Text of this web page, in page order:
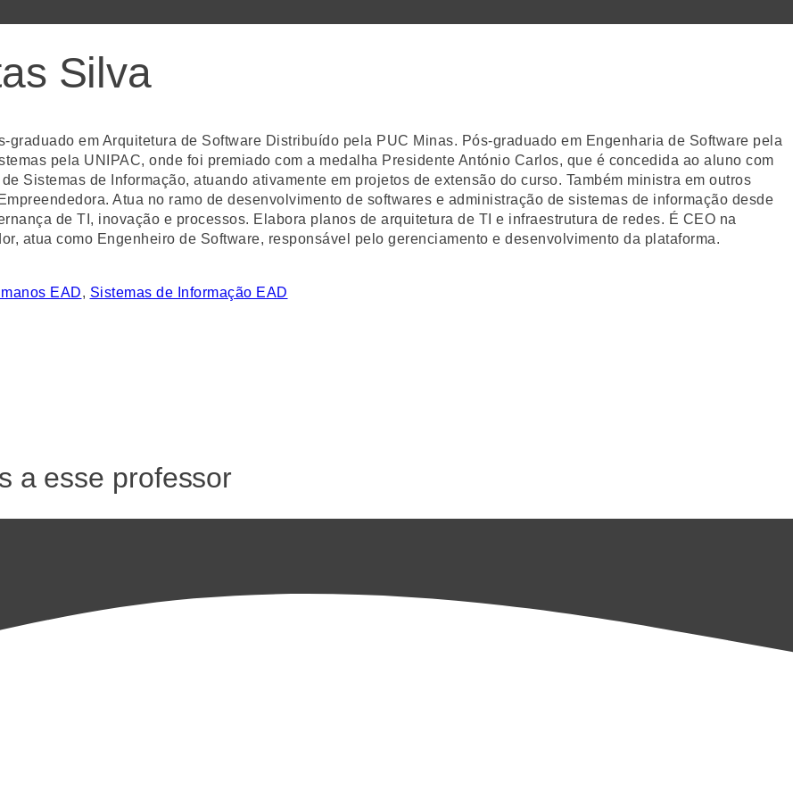
Silva
graduado em Arquitetura de Software Distribuído pela PUC Minas. Pós-graduado em Engenharia de Software pela
pela UNIPAC, onde foi premiado com a medalha Presidente António Carlos, que é concedida ao aluno com
Sistemas de Informação, atuando ativamente em projetos de extensão do curso. Também ministra em outros
Atua no ramo de desenvolvimento de softwares e administração de sistemas de informação desde
de TI, inovação e processos. Elabora planos de arquitetura de TI e infraestrutura de redes. É CEO na
atua como Engenheiro de Software, responsável pelo gerenciamento e desenvolvimento da plataforma.
EAD, Sistemas de Informação EAD
a esse professor